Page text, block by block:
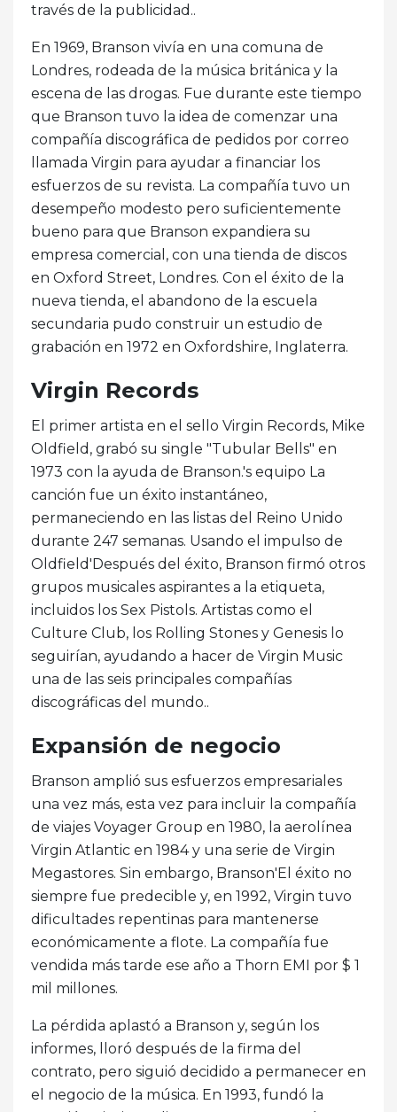
través de la publicidad..
En 1969, Branson vivía en una comuna de
Londres, rodeada de la música británica y la
escena de las drogas. Fue durante este tiempo
que Branson tuvo la idea de comenzar una
compañía discográfica de pedidos por correo
llamada Virgin para ayudar a financiar los
esfuerzos de su revista. La compañía tuvo un
desempeño modesto pero suficientemente
bueno para que Branson expandiera su
empresa comercial, con una tienda de discos
en Oxford Street, Londres. Con el éxito de la
nueva tienda, el abandono de la escuela
secundaria pudo construir un estudio de
grabación en 1972 en Oxfordshire, Inglaterra.
Virgin Records
El primer artista en el sello Virgin Records, Mike
Oldfield, grabó su single "Tubular Bells" en
1973 con la ayuda de Branson.'s equipo La
canción fue un éxito instantáneo,
permaneciendo en las listas del Reino Unido
durante 247 semanas. Usando el impulso de
Oldfield'Después del éxito, Branson firmó otros
grupos musicales aspirantes a la etiqueta,
incluidos los Sex Pistols. Artistas como el
Culture Club, los Rolling Stones y Genesis lo
seguirían, ayudando a hacer de Virgin Music
una de las seis principales compañías
discográficas del mundo..
Expansión de negocio
Branson amplió sus esfuerzos empresariales
una vez más, esta vez para incluir la compañía
de viajes Voyager Group en 1980, la aerolínea
Virgin Atlantic en 1984 y una serie de Virgin
Megastores. Sin embargo, Branson'El éxito no
siempre fue predecible y, en 1992, Virgin tuvo
dificultades repentinas para mantenerse
económicamente a flote. La compañía fue
vendida más tarde ese año a Thorn EMI por $ 1
mil millones.
La pérdida aplastó a Branson y, según los
informes, lloró después de la firma del
contrato, pero siguió decidido a permanecer en
el negocio de la música. En 1993, fundó la